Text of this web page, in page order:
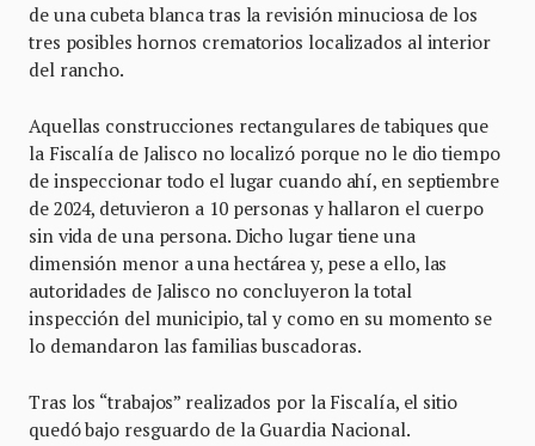
de una cubeta blanca tras la revisión minuciosa de los
tres posibles hornos crematorios localizados al interior
del rancho.
Aquellas construcciones rectangulares de tabiques que
la Fiscalía de Jalisco no localizó porque no le dio tiempo
de inspeccionar todo el lugar cuando ahí, en septiembre
de 2024, detuvieron a 10 personas y hallaron el cuerpo
sin vida de una persona. Dicho lugar tiene una
dimensión menor a una hectárea y, pese a ello, las
autoridades de Jalisco no concluyeron la total
inspección del municipio, tal y como en su momento se
lo demandaron las familias buscadoras.
Tras los “trabajos” realizados por la Fiscalía, el sitio
quedó bajo resguardo de la Guardia Nacional.